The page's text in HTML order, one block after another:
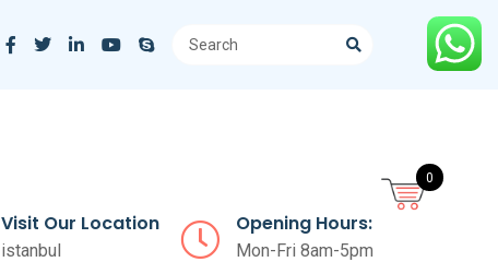
Visit Our Location
istanbul
Opening Hours:
Mon-Fri 8am-5pm
0